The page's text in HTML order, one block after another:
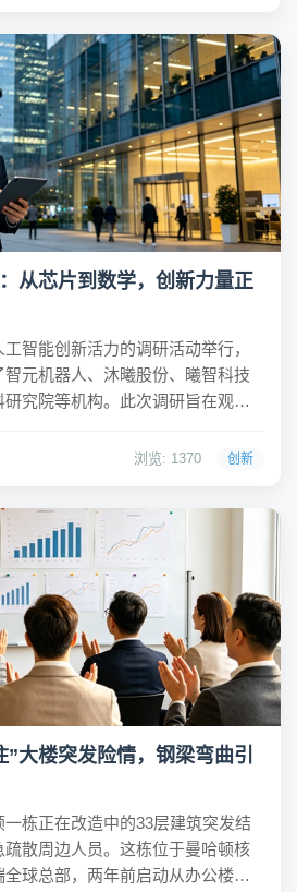
从芯片到数学，创新力量正
智能创新活力的调研活动举行，
元机器人、沐曦股份、曦智科技
究院等机构。此次调研旨在观察
，揭示了上海在AI与集成电路等
浏览: 1370 创新
大楼突发险情，钢梁弯曲引
栋正在改造中的33层建筑突发结
散周边人员。这栋位于曼哈顿核
球总部，两年前启动从办公楼到